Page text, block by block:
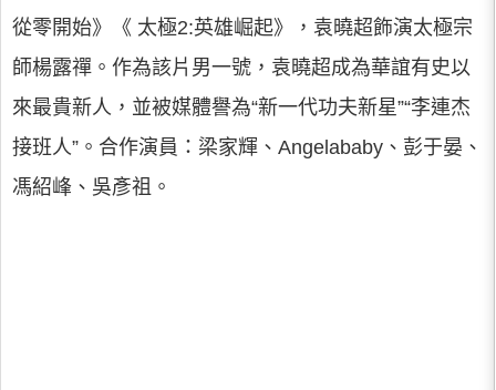
從零開始》《 太極2:英雄崛起》，袁曉超飾演太極宗
師楊露禪。作為該片男一號，袁曉超成為華誼有史以
來最貴新人，並被媒體譽為“新一代功夫新星”“李連杰
接班人”。合作演員：梁家輝、Angelababy、彭于晏、
馮紹峰、吳彥祖。